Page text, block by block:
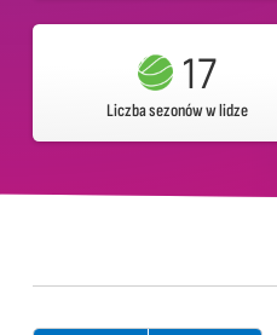
17
Liczba sezonów w lidze